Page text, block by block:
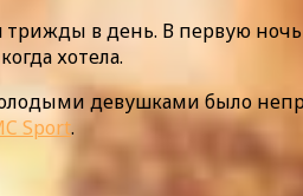
в день. В первую
хотела.
девушками было
Sport.